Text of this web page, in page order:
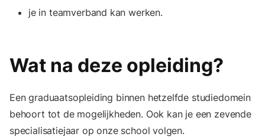
je in teamverband kan werken.
Wat na deze opleiding?
Een graduaatsopleiding binnen hetzelfde studiedomein
behoort tot de mogelijkheden. Ook kan je een zevende
specialisatiejaar op onze school volgen.